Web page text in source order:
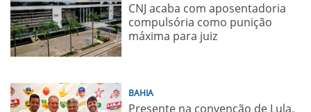
CNJ acaba com aposentadoria
compulsória como punição
máxima para juiz
BAHIA
Presente na convenção de Lula,